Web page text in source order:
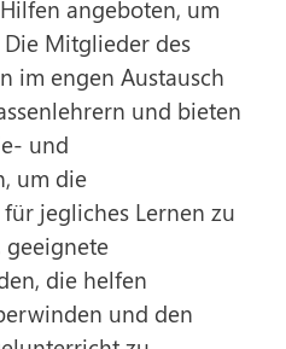
angeboten, um
Mitglieder des
im engen Austausch
und bieten
und
um die
jegliches Lernen zu
geeignete
die helfen
und den